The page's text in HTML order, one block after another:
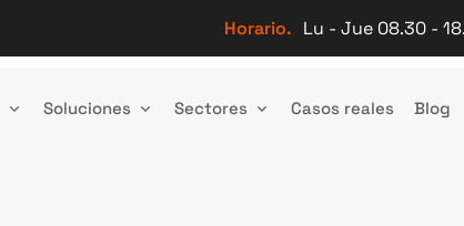
Horario. Lu - Jue 08.30 -
Soluciones Sectores Casos reales Blog